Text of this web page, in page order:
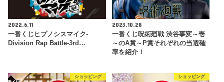
2022.6.11
一番くじヒプノシスマイク-
Division Rap Battle-3rd…
2023.10.28
一番くじ呪術廻戦 渋谷事変～壱
～のA賞～P賞それぞれの当選確
率を紹介！
ショッピング ショッピング